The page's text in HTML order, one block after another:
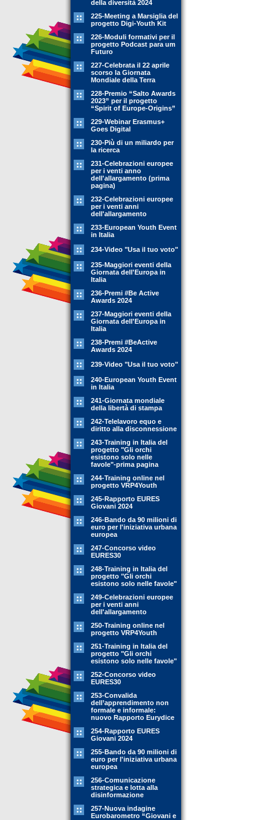
della diversità 2024
225-Meeting a Marsiglia del
progetto Digi-Youth Kit
226-Moduli formativi per il
progetto Podcast para um
Futuro
227-Celebrata il 22 aprile
scorso la Giornata
Mondiale della Terra
228-Premio “Salto Awards
2023” per il progetto
“Spirit of Europe-Origins”
229-Webinar Erasmus+
Goes Digital
230-Più di un miliardo per
la ricerca
231-Celebrazioni europee
per i venti anno
dell'allargamento (prima
pagina)
232-Celebrazioni europee
per i venti anni
dell'allargamento
233-European Youth Event
in Italia
234-Video "Usa il tuo voto"
235-Maggiori eventi della
Giornata dell'Europa in
Italia
236-Premi #Be Active
Awards 2024
237-Maggiori eventi della
Giornata dell'Europa in
Italia
238-Premi #BeActive
Awards 2024
239-Video "Usa il tuo voto"
240-European Youth Event
in Italia
241-Giornata mondiale
della libertà di stampa
242-Telelavoro equo e
diritto alla disconnessione
243-Training in Italia del
progetto "Gli orchi
esistono solo nelle
favole"-prima pagina
244-Training online nel
progetto VRP4Youth
245-Rapporto EURES
Giovani 2024
246-Bando da 90 milioni di
euro per l'iniziativa urbana
europea
247-Concorso video
EURES30
248-Training in Italia del
progetto "Gli orchi
esistono solo nelle favole"
249-Celebrazioni europee
per i venti anni
dell'allargamento
250-Training online nel
progetto VRP4Youth
251-Training in Italia del
progetto "Gli orchi
esistono solo nelle favole"
252-Concorso video
EURES30
253-Convalida
dell’apprendimento non
formale e informale:
nuovo Rapporto Eurydice
254-Rapporto EURES
Giovani 2024
255-Bando da 90 milioni di
euro per l'iniziativa urbana
europea
256-Comunicazione
strategica e lotta alla
disinformazione
257-Nuova indagine
Eurobarometro “Giovani e